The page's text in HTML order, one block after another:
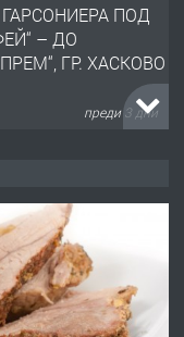
ПОД
– ДО
ГР. ХАСКОВО
преди 3 дни
НА ГР.
преди 4 дни
наем